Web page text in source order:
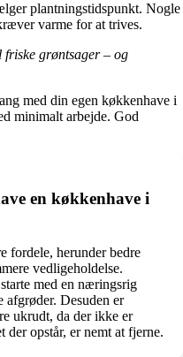
plantningstidspunkt. Nogle
varme for at trives.
friske grøntsager – og
med din egen køkkenhave i
minimalt arbejde. God
en køkkenhave i
fordele, herunder bedre
vedligeholdelse.
med en næringsrig
afgrøder. Desuden er
ukrudt, da der ikke er
der opstår, er nemt at fjerne.